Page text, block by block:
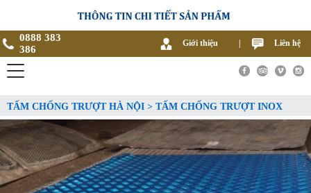
0888 383
386
Giới thiệu Liên hệ
TẤM CHỐNG TRƯỢT HÀ NỘI > TẤM CHỐNG TRƯỢT INOX